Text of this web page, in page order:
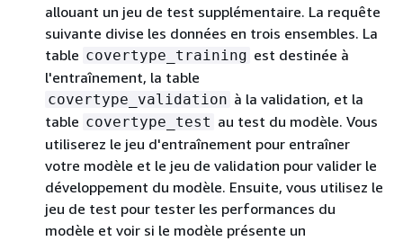
allouant un jeu de test supplémentaire. La requête
suivante divise les données en trois ensembles. La
table covertype_training est destinée à
l'entraînement, la table
covertype_validation à la validation, et la
table covertype_test au test du modèle. Vous
utiliserez le jeu d'entraînement pour entraîner
votre modèle et le jeu de validation pour valider le
développement du modèle. Ensuite, vous utilisez le
jeu de test pour tester les performances du
modèle et voir si le modèle présente un